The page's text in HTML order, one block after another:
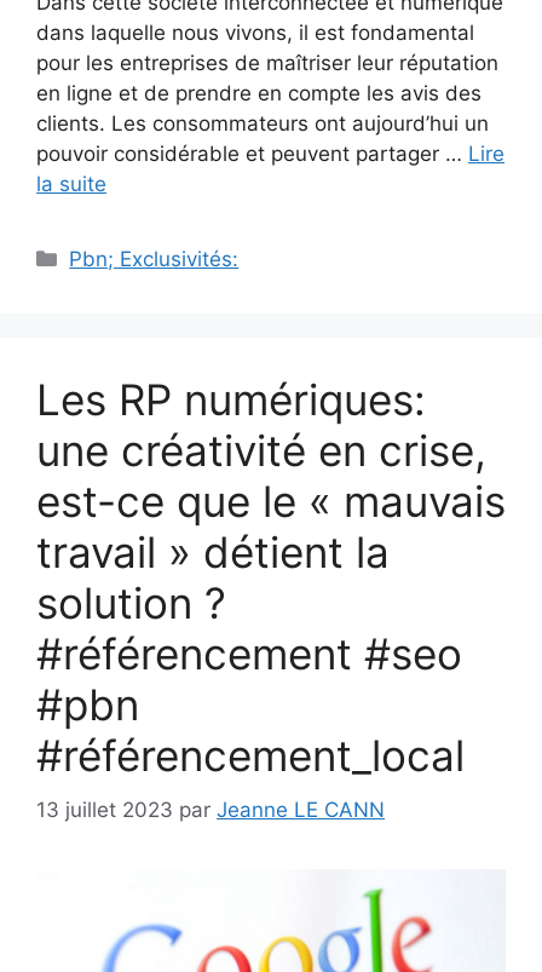
dans laquelle nous vivons, il est fondamental
pour les entreprises de maîtriser leur réputation
en ligne et de prendre en compte les avis des
clients. Les consommateurs ont aujourd’hui un
pouvoir considérable et peuvent partager … Lire
la suite
Catégories
Pbn; Exclusivités:
Les RP numériques:
une créativité en crise,
est-ce que le « mauvais
travail » détient la
solution ?
#référencement #seo
#pbn
#référencement_local
13 juillet 2023 par Jeanne LE CANN